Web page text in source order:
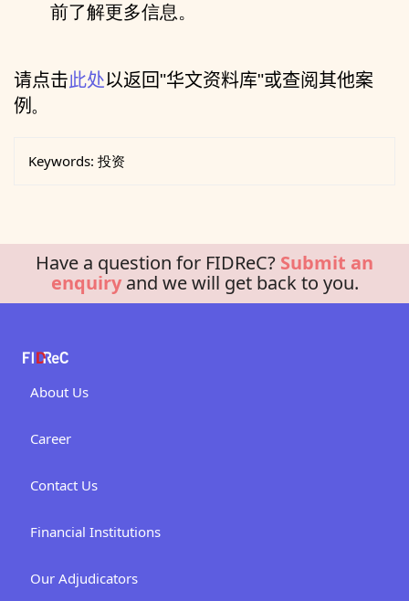
前了解更多信息。
请点击此处以返回"华文资料库"或查阅其他案
例 。
Keywords: 投资
Have a question for FIDReC? Submit an
enquiryand we will get back to you.
About Us
Career
Contact Us
Financial Institutions
Our Adjudicators